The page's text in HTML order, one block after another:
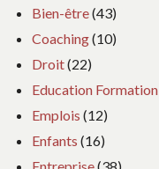
Bien-être(43)
Coaching(10)
Droit(22)
Education Formation
Emplois (12)
Enfants (16)